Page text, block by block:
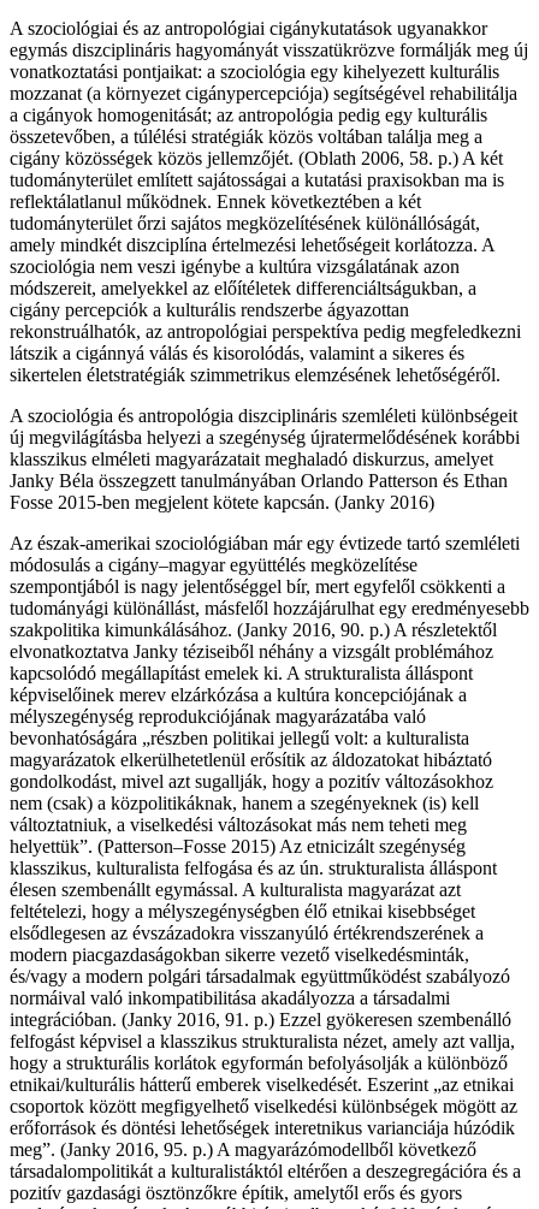
A szociológiai és az antropológiai cigánykutatások ugyanakkor
egymás diszciplináris hagyományát visszatükrözve formálják meg új
vonatkoztatási pontjaikat: a szociológia egy kihelyezett kulturális
mozzanat (a környezet cigánypercepciója) segítségével rehabilitálja
a cigányok homogenitását; az antropológia pedig egy kulturális
összetevőben, a túlélési stratégiák közös voltában találja meg a
cigány közösségek közös jellemzőjét. (Oblath 2006, 58. p.) A két
tudományterület említett sajátosságai a kutatási praxisokban ma is
reflektálatlanul működnek. Ennek következtében a két
tudományterület őrzi sajátos megközelítésének különállóságát,
amely mindkét diszciplína értelmezési lehetőségeit korlátozza. A
szociológia nem veszi igénybe a kultúra vizsgálatának azon
módszereit, amelyekkel az előítéletek differenciáltságukban, a
cigány percepciók a kulturális rendszerbe ágyazottan
rekonstruálhatók, az antropológiai perspektíva pedig megfeledkezni
látszik a cigánnyá válás és kisorolódás, valamint a sikeres és
sikertelen életstratégiák szimmetrikus elemzésének lehetőségéről.
A szociológia és antropológia diszciplináris szemléleti különbségeit
új megvilágításba helyezi a szegénység újratermelődésének korábbi
klasszikus elméleti magyarázatait meghaladó diskurzus, amelyet
Janky Béla összegzett tanulmányában Orlando Patterson és Ethan
Fosse 2015-ben megjelent kötete kapcsán. (Janky 2016)
Az észak-amerikai szociológiában már egy évtizede tartó szemléleti
módosulás a cigány–magyar együttélés megközelítése
szempontjából is nagy jelentőséggel bír, mert egyfelől csökkenti a
tudományági különállást, másfelől hozzájárulhat egy eredményesebb
szakpolitika kimunkálásához. (Janky 2016, 90. p.) A részletektől
elvonatkoztatva Janky téziseiből néhány a vizsgált problémához
kapcsolódó megállapítást emelek ki. A strukturalista álláspont
képviselőinek merev elzárkózása a kultúra koncepciójának a
mélyszegénység reprodukciójának magyarázatába való
bevonhatóságára „részben politikai jellegű volt: a kulturalista
magyarázatok elkerülhetetlenül erősítik az áldozatokat hibáztató
gondolkodást, mivel azt sugallják, hogy a pozitív változásokhoz
nem (csak) a közpolitikáknak, hanem a szegényeknek (is) kell
változtatniuk, a viselkedési változásokat más nem teheti meg
helyettük”. (Patterson–Fosse 2015) Az etnicizált szegénység
klasszikus, kulturalista felfogása és az ún. strukturalista álláspont
élesen szembenállt egymással. A kulturalista magyarázat azt
feltételezi, hogy a mélyszegénységben élő etnikai kisebbséget
elsődlegesen az évszázadokra visszanyúló értékrendszerének a
modern piacgazdaságokban sikerre vezető viselkedésminták,
és/vagy a modern polgári társadalmak együttműködést szabályozó
normáival való inkompatibilitása akadályozza a társadalmi
integrációban. (Janky 2016, 91. p.) Ezzel gyökeresen szembenálló
felfogást képvisel a klasszikus strukturalista nézet, amely azt vallja,
hogy a strukturális korlátok egyformán befolyásolják a különböző
etnikai/kulturális hátterű emberek viselkedését. Eszerint „az etnikai
csoportok között megfigyelhető viselkedési különbségek mögött az
erőforrások és döntési lehetőségek interetnikus varianciája húzódik
meg”. (Janky 2016, 95. p.) A magyarázómodellből következő
társadalompolitikát a kulturalistáktól eltérően a deszegregációra és a
pozitív gazdasági ösztönzőkre építik, amelytől erős és gyors